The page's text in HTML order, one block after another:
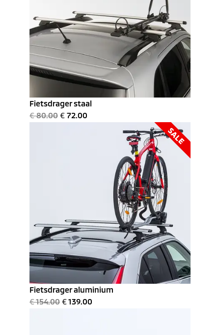
Fietsdrager staal
€ 80.00 € 72.00
SALE
Fietsdrager aluminium
€154.00 €139.00